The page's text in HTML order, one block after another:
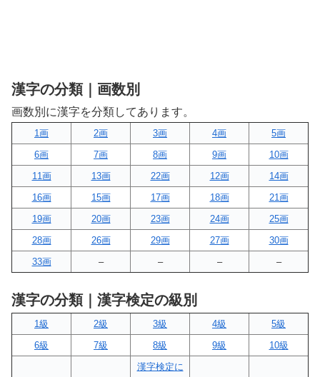
漢字の分類｜画数別
画数別に漢字を分類してあります。
1画 2画 3画 4画
5画
6画
7画 8画 9画
10画
11画
13画 22画 12画
14画
16画
15画 17画 18画
21画
19画
20画 23画 24画
25画
28画
26画 29画 27画
30画
33画
– – – –
漢字の分類｜漢字検定の級別
1級 2級 3級 4級
5級
6級
7級 8級 9級 10級
漢字検定に